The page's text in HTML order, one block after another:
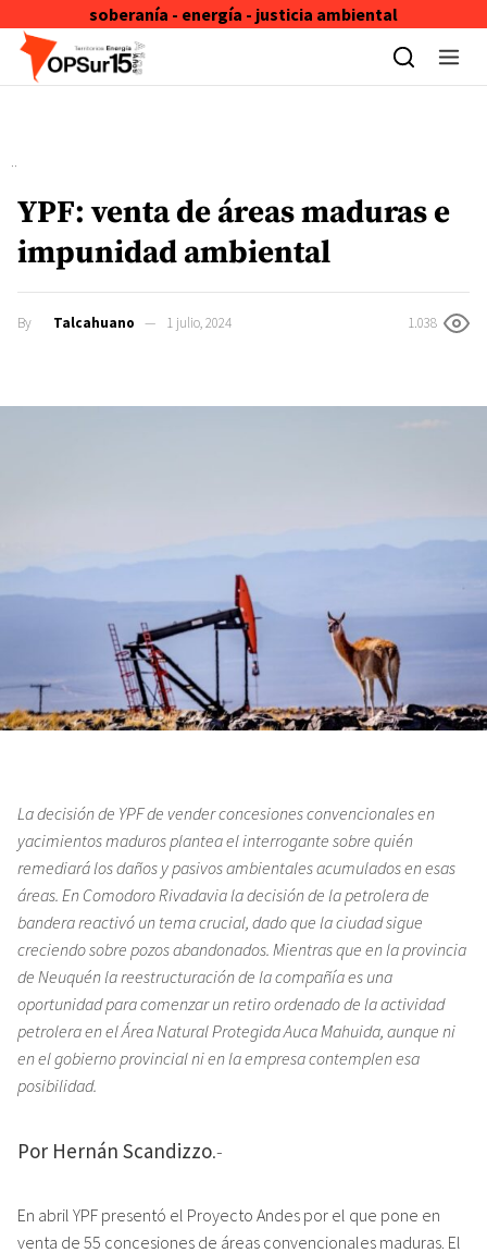
soberanía - energía - justicia ambiental
Skip to content
YPF: venta de áreas maduras e
impunidad ambiental
By Talcahuano 1 julio, 2024 1.038
La decisión de YPF de vender concesiones convencionales en
yacimientos maduros plantea el interrogante sobre quién
remediará los daños y pasivos ambientales acumulados en esas
áreas. En Comodoro Rivadavia la decisión de la petrolera de
bandera reactivó un tema crucial, dado que la ciudad sigue
creciendo sobre pozos abandonados. Mientras que en la provincia
de Neuquén la reestructuración de la compañía es una
oportunidad para comenzar un retiro ordenado de la actividad
petrolera en el Área Natural Protegida Auca Mahuida, aunque ni
en el gobierno provincial ni en la empresa contemplen esa
posibilidad.
Por Hernán Scandizzo.-
En abril YPF presentó el Proyecto Andes por el que pone en
venta de 55 concesiones de áreas convencionales maduras. El